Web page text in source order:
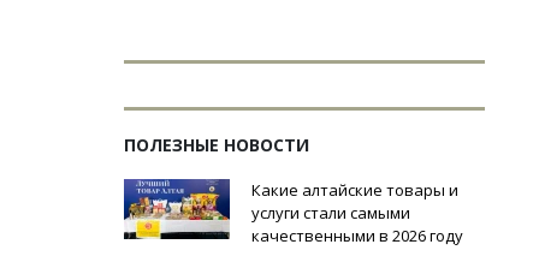
ПОЛЕЗНЫЕ НОВОСТИ
Какие алтайские товары и
услуги стали самыми
качественными в 2026 году